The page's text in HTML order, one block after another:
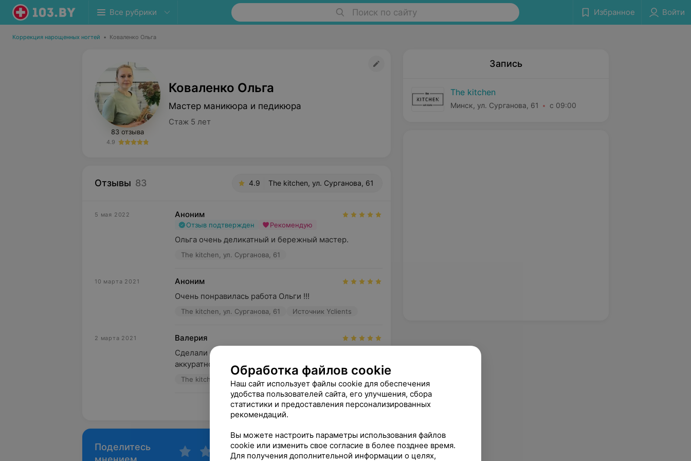
Все рубрики Поиск по сайту Избранное Войти
Коррекция нарощенных ногтей • Коваленко Ольга
83 отзыва
4.9
Коваленко Ольга
Мастер маникюра и педикюра
Стаж 5 лет
Отзывы 83 4.9 The kitchen, ул. Сурганова, 61
5 мая 2022 Аноним
Отзыв подтвержден Рекомендую
Ольга очень деликатный и бережный мастер.
The kitchen, ул. Сурганова, 61
10 марта 2021
Аноним
Очень понравилась работа Ольги !!!
The kitchen, ул. Сурганова, 61 Источник Yclients
2 марта 2021
Валерия
Сделали с Ольгой маникюр и педикюр. Все супер
аккуратно и внимательно! Спасибо ❤
The kitchen, ул. Сурганова, 61 Источник Yclients
Показать ещё
Поделитесь
Запись
The kitchen
Минск, ул. Сурганова, 61 с 09:00
Обработка файлов cookie
Наш сайт использует файлы cookie для обеспечения
удобства пользователей сайта, его улучшения, сбора
статистики и предоставления персонализированных
рекомендаций.
Вы можете настроить параметры использования файлов
cookie или изменить свое согласие в более позднее время.
Для получения дополнительной информации о целях,